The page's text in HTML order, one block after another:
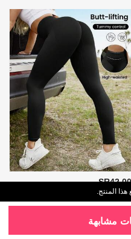
SR42.00
هذا المنتج.
مشابهة